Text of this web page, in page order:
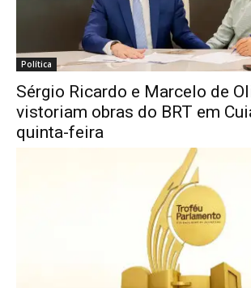
Política
Sérgio Ricardo e Marcelo de
vistoriam obras do BRT em
quinta-feira